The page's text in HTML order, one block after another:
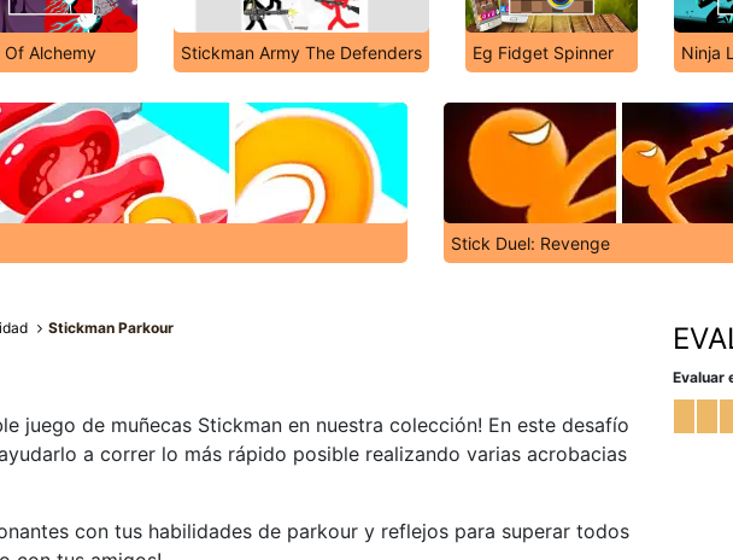
Of Alchemy Stickman Army The Defenders Eg Fidget Spinner Ninja
Stick Duel: Revenge
Stickman Parkour
juego de muñecas Stickman en nuestra colección! En este desafío
a correr lo más rápido posible realizando varias acrobacias
con tus habilidades de parkour y reflejos para superar todos
Evaluar